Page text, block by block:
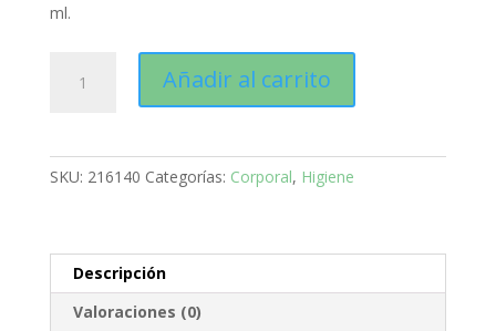
ml.
pH
Añadir al carrito
SKU: 216140 Categorías: Corporal, Higiene
Descripción
Valoraciones (0)